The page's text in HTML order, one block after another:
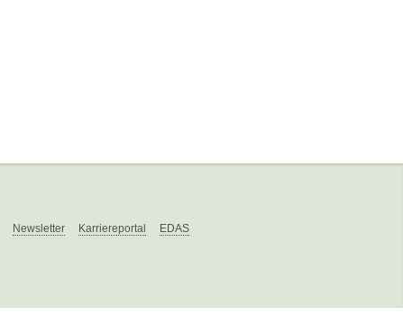
Newsletter Karriereportal EDAS